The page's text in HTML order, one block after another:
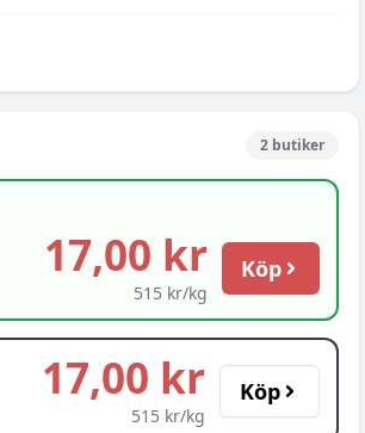
2 butiker
17,00 kr
515 kr/kg
Köp
17,00 kr
515 kr/kg
Köp